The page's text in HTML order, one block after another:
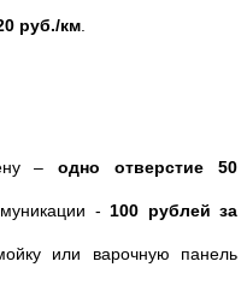
руб./км
–одно отверстие 50
- 100 рублей за
или варочную панель